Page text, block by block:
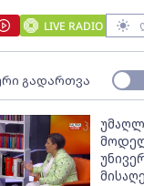
LIVE RADIO
გადართვა